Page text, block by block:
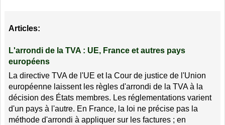
Articles:
L'arrondi de la TVA : UE, France et autres pays
européens
La directive TVA de l'UE et la Cour de justice de l'Union
européenne laissent les règles d'arrondi de la TVA à la
décision des États membres. Les réglementations varient
d'un pays à l'autre. En France, la loi ne précise pas la
méthode d'arrondi à appliquer sur les factures ; en